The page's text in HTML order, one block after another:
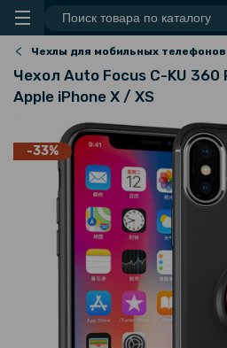
Чехлы для мобильных телефонов
Чехол Auto Focus C-KU 360
Apple iPhone X / XS
-33%